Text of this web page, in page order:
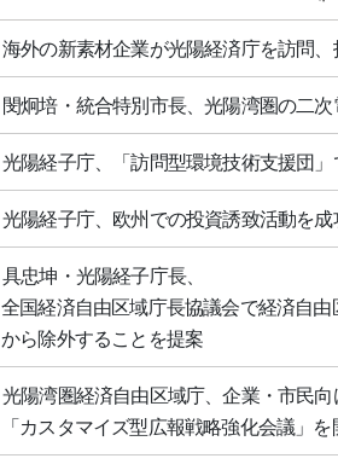
海外の新素材企業が光陽経済庁を訪問
閔炯培・統合特別市長、光陽湾圏の二
光陽経子庁、「訪問型環境技術支援団
光陽経子庁、欧州での投資誘致活動を
具忠坤・光陽経子庁長、
全国経済自由区域庁長協議会で経済自
から除外することを提案
光陽湾圏経済自由区域庁、企業・市民向
「カスタマイズ型広報戦略強化会議」を